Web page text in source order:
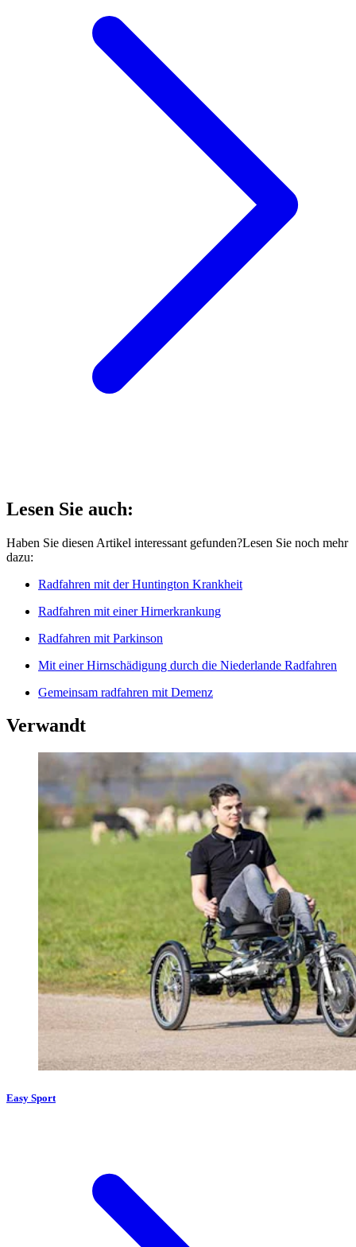
Lesen Sie auch:
Haben Sie diesen Artikel interessant gefunden?Lesen Sie noch mehr
dazu:
Radfahren mit der Huntington Krankheit
Radfahren mit einer Hirnerkrankung
Radfahren mit Parkinson
Mit einer Hirnschädigung durch die Niederlande Radfahren
Gemeinsam radfahren mit Demenz
Verwandt
Easy Sport